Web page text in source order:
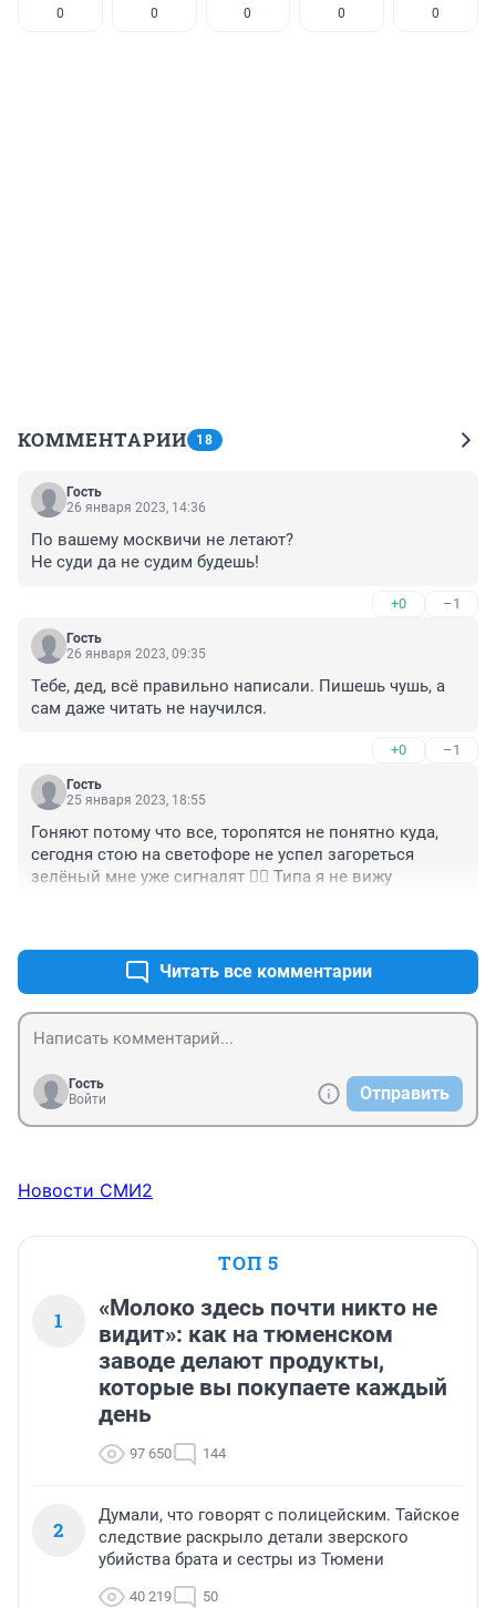
0 0 0 0 0
КОММЕНТАРИИ 18
Гость
26 января 2023, 14:36
По вашему москвичи не летают?
Не суди да не судим будешь!
+0 –1
Гость
26 января 2023, 09:35
Тебе, дед, всё правильно написали. Пишешь чушь, а
сам даже читать не научился.
+0 –1
Гость
25 января 2023, 18:55
Гоняют потому что все, торопятся не понятно куда,
сегодня стою на светофоре не успел загореться
зелёный мне уже сигналят 🤦‍♀️ Типа я не вижу
Читать все комментарии
Гость
Войти
Отправить
Новости СМИ2
ТОП 5
1
«Молоко здесь почти никто не
видит»: как на тюменском
заводе делают продукты,
которые вы покупаете каждый
день
97 650 144
2
Думали, что говорят с полицейским. Тайское
следствие раскрыло детали зверского
убийства брата и сестры из Тюмени
40 219 50